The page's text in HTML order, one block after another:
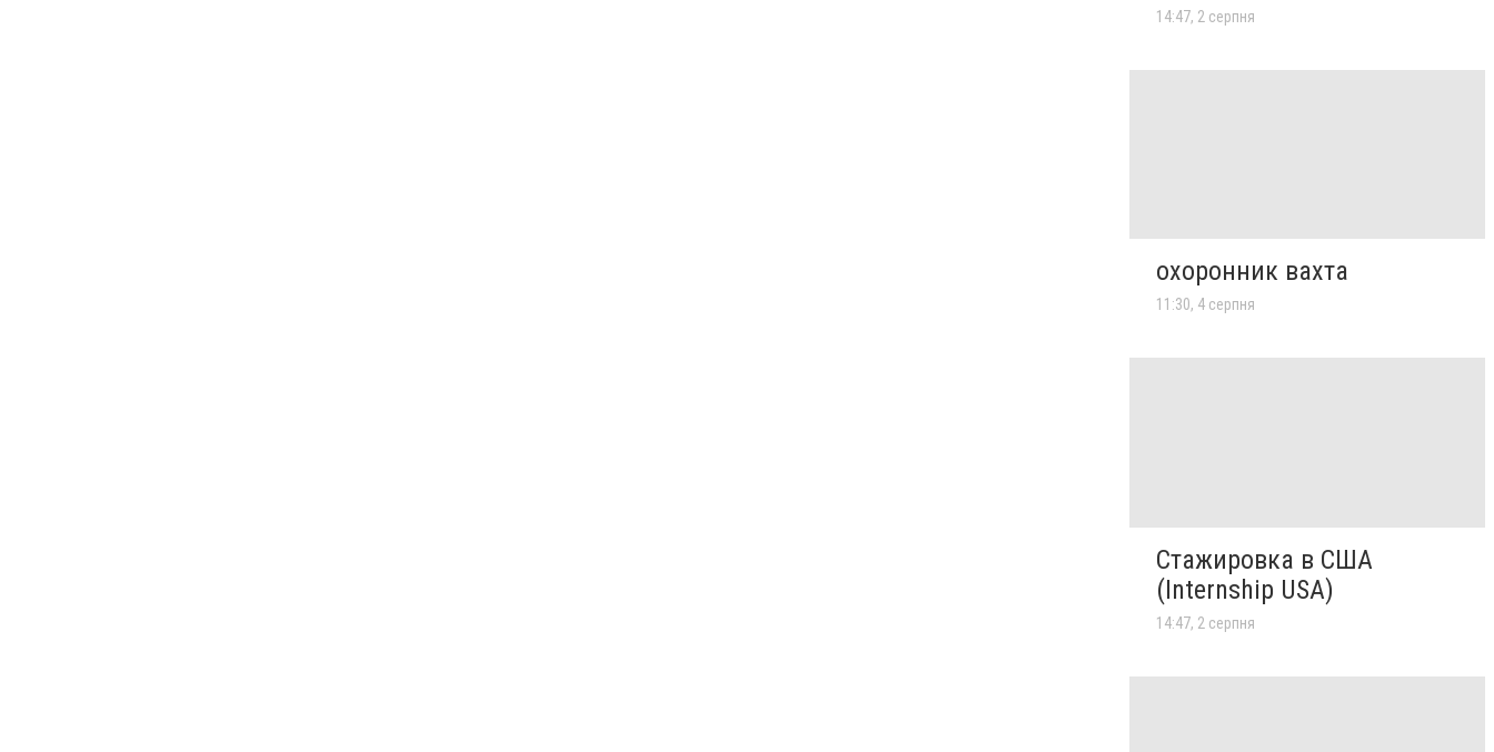
14:47, 2 серпня
охоронник вахта
11:30, 4 серпня
Стажировка в США
(Internship USA)
14:47, 2 серпня